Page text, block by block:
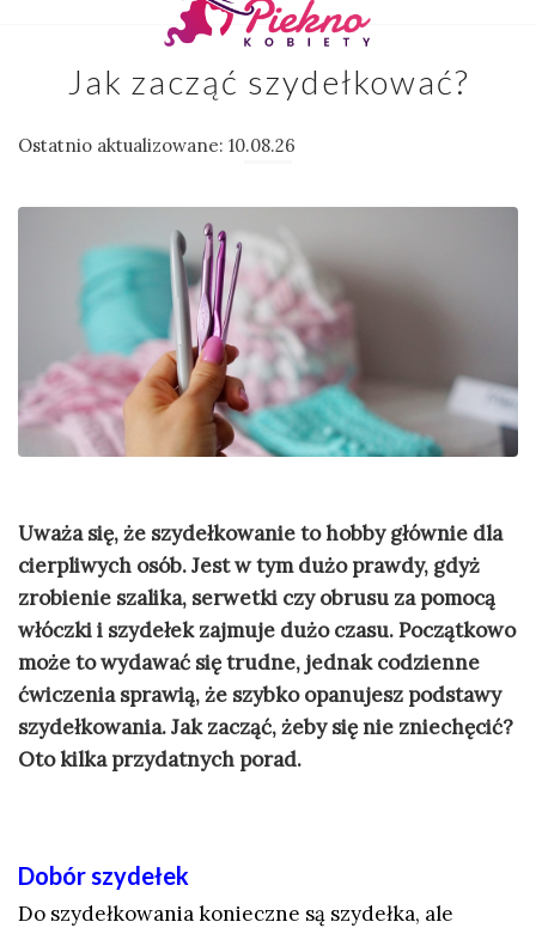
Jak zacząć szydełkować?
Ostatnio aktualizowane: 10.08.26
Uważa się, że szydełkowanie to hobby głównie dla
cierpliwych osób. Jest w tym dużo prawdy, gdyż
zrobienie szalika, serwetki czy obrusu za pomocą
włóczki i szydełek zajmuje dużo czasu. Początkowo
może to wydawać się trudne, jednak codzienne
ćwiczenia sprawią, że szybko opanujesz podstawy
szydełkowania. Jak zacząć, żeby się nie zniechęcić?
Oto kilka przydatnych porad.
Dobór szydełek
Do szydełkowania konieczne są szydełka, ale